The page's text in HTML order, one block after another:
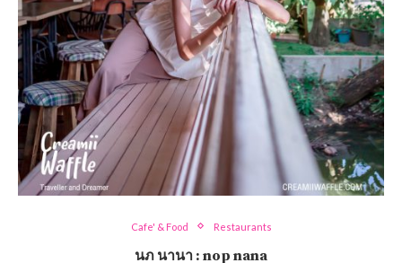
Cafe' & Food Restaurants
นภ นานา : nop nana